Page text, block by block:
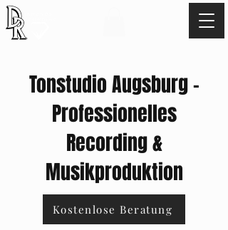
Tonstudio Augsburg –
Professionelles
Recording &
Musikproduktion
Kostenlose Beratung